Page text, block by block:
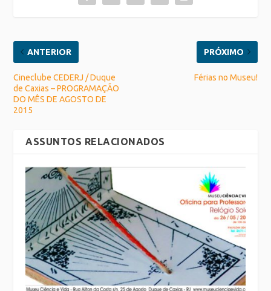
ANTERIOR
Cineclube CEDERJ / Duque
de Caxias – PROGRAMAÇÃO
DO MÊS DE AGOSTO DE
2015
PRÓXIMO
Férias no Museu!
ASSUNTOS RELACIONADOS